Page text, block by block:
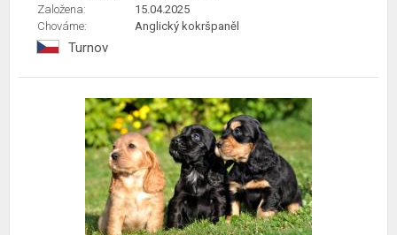
Založena:
15.04.2025
Chováme:
Anglický kokršpaněl
Turnov